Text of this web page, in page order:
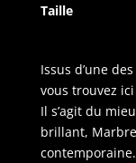
Taille
Issus d’une
vous trouvez
Il s’agit du
brillant,